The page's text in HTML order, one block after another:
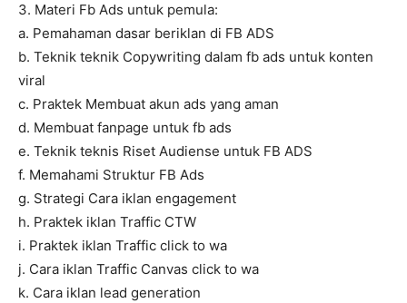
3. Materi Fb Ads untuk pemula:
a. Pemahaman dasar beriklan di FB ADS
b. Teknik teknik Copywriting dalam fb ads untuk konten
viral
c. Praktek Membuat akun ads yang aman
d. Membuat fanpage untuk fb ads
e. Teknik teknis Riset Audiense untuk FB ADS
f. Memahami Struktur FB Ads
g. Strategi Cara iklan engagement
h. Praktek iklan Traffic CTW
i. Praktek iklan Traffic click to wa
j. Cara iklan Traffic Canvas click to wa
k. Cara iklan lead generation